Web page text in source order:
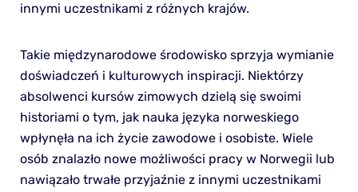
innymi uczestnikami z różnych krajów.
Takie międzynarodowe środowisko sprzyja wymianie
doświadczeń i kulturowych inspiracji. Niektórzy
absolwenci kursów zimowych dzielą się swoimi
historiami o tym, jak nauka języka norweskiego
wpłynęła na ich życie zawodowe i osobiste. Wiele
osób znalazło nowe możliwości pracy w Norwegii lub
nawiązało trwałe przyjaźnie z innymi uczestnikami